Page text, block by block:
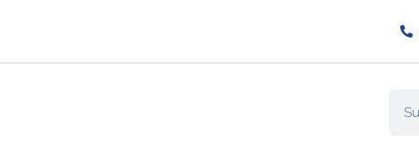
plativio-modern-training-gmbh/
www.plativio.at